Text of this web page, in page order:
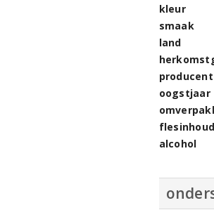
kleur
smaak
land
producent
oogstjaar
flesinhoud
alcohol